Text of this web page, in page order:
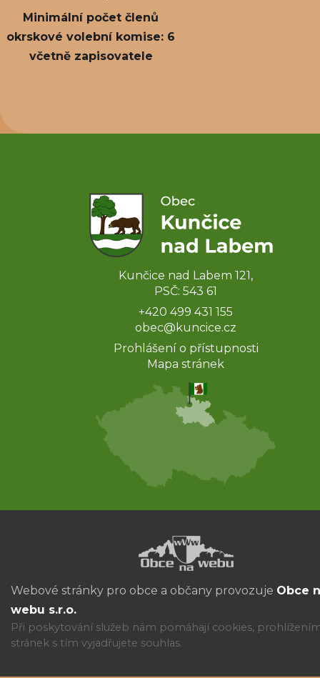
Minimální počet členů
okrskové volební komise: 6
včetně zapisovatele
Kunčice nad Labem 121,
PSČ: 543 61
+420 499 431 155
obec@kuncice.cz
Prohlášení o přístupnosti
Mapa stránek
Webové stránky pro obce a občany provozuje Obce
webu s.r.o.
Při poskytování služeb nám pomáhají cookies,
stránek s tím vyjadřujete souhlas.